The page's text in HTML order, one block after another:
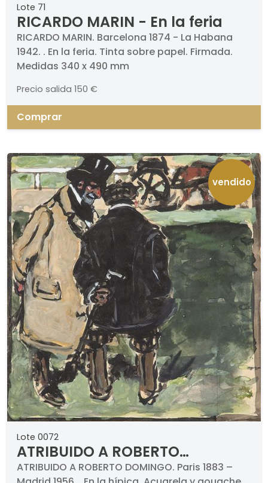
Lote 71
RICARDO MARIN - En la feria
RICARDO MARIN. Barcelona 1874 - La Habana
1942. . En la feria. Tinta sobre papel. Firmada.
Medidas 340 x 490 mm
Precio salida 150 €
Comprar
vendido
Lote 0072
ATRIBUIDO A ROBERTO
DOMINGO - En la hípica
ATRIBUIDO A ROBERTO DOMINGO. Paris 1883 –